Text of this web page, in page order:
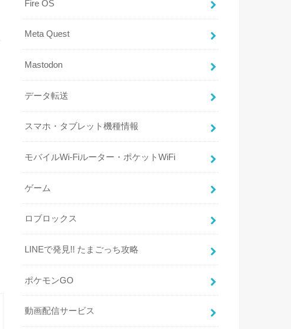
Fire OS
Meta Quest
Mastodon
データ転送
スマホ・タブレット機種情報
モバイルWi-Fiルーター・ポケットWiFi
ゲーム
ロブロックス
LINEで発見!! たまごっち攻略
ポケモンGO
動画配信サービス